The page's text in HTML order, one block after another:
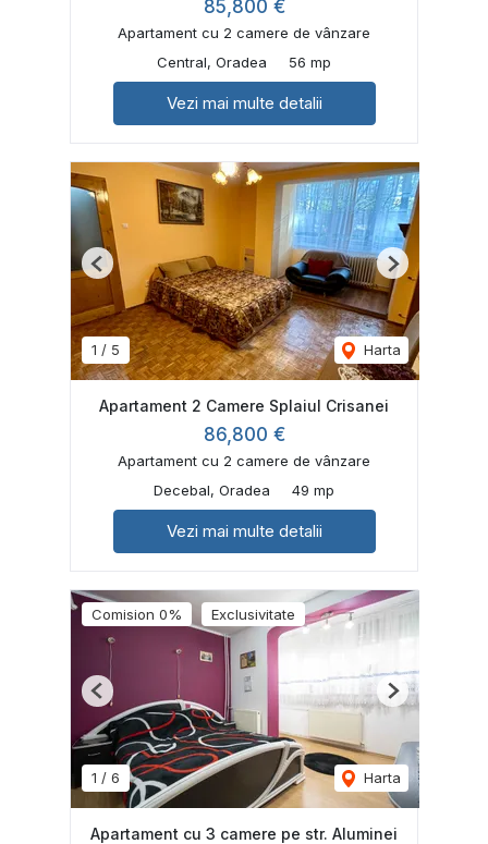
85,800 €
Apartament cu 2 camere de vânzare
Central, Oradea
56 mp
Vezi mai multe detalii
1 / 5 Harta
Previous Next
Apartament 2 Camere Splaiul Crisanei
86,800 €
Apartament cu 2 camere de vânzare
Decebal, Oradea
49 mp
Vezi mai multe detalii
Comision 0% Exclusivitate
1 / 6 Harta
Previous Next
Apartament cu 3 camere pe str. Aluminei